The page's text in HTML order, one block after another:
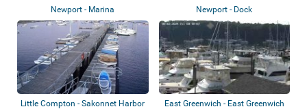
Newport - Marina Newport - Dock
Little Compton - Sakonnet Harbor
East Greenwich - East Greenwich